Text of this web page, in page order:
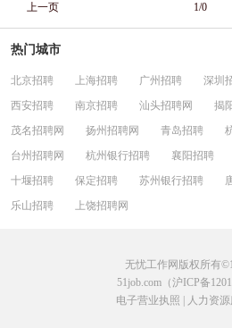
上一页 1/0
热门城市
北京招聘 上海招聘 广州招聘 深圳
西安招聘
南京招聘 汕头招聘网 揭
茂名招聘网
扬州招聘网 青岛招聘
台州招聘网
杭州银行招聘 襄阳招聘
十堰招聘
保定招聘 苏州银行招聘
乐山招聘
上饶招聘网
无忧工作网版权所有
51job.com（沪ICP备
电子营业执照
人力资